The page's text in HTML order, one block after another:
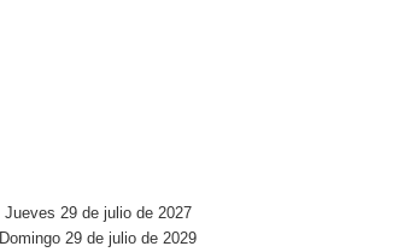
Jueves 29 de julio de 2027
Domingo 29 de julio de 2029